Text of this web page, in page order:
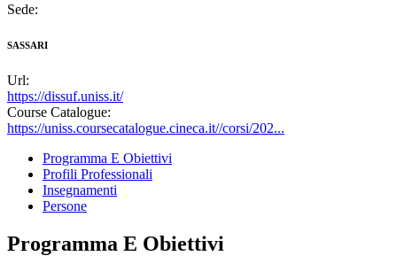
Sede:
SASSARI
Url:
https://dissuf.uniss.it/
Course Catalogue:
https://uniss.coursecatalogue.cineca.it//corsi/202...
Programma E Obiettivi
Profili Professionali
Insegnamenti
Persone
Programma E Obiettivi